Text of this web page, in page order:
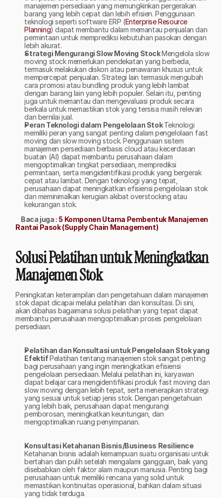
manajemen persediaan yang memungkinkan pergerakan
barang yang lebih cepat dan lebih efisien. Penggunaan
teknologi seperti software ERP (Enterprise Resource
Planning) dapat membantu dalam memantau penjualan dan
permintaan untuk memprediksi kebutuhan pasokan dengan
lebih akurat.
Strategi Mengurangi Slow Moving Stock Mengelola slow
moving stock memerlukan pendekatan yang berbeda,
termasuk melakukan diskon atau penawaran khusus untuk
mempercepat penjualan. Strategi lain termasuk mengubah
cara promosi atau bundling produk yang lebih lambat
dengan barang lain yang lebih populer. Selain itu, penting
juga untuk memantau dan mengevaluasi produk secara
berkala untuk memastikan stok yang tersisa masih relevan
dan bernilai jual.
Peran Teknologi dalam Pengelolaan Stok Teknologi
memiliki peran yang sangat penting dalam pengelolaan fast
moving dan slow moving stock. Penggunaan sistem
manajemen persediaan berbasis cloud atau kecerdasan
buatan (AI) dapat membantu perusahaan dalam
mengoptimalkan tingkat persediaan, memprediksi
permintaan, serta mengidentifikasi produk yang bergerak
cepat atau lambat. Dengan teknologi yang tepat,
perusahaan dapat meningkatkan efisiensi pengelolaan stok
dan meminimalkan kerugian akibat overstocking atau
kekurangan stok.
Baca juga : 5 Komponen Utama Pembentuk Manajemen
Rantai Pasok (Supply Chain Management)
Solusi Pelatihan untuk Meningkatkan
Manajemen Stok
Peningkatan keterampilan dan pengetahuan dalam manajemen
stok dapat dicapai melalui pelatihan dan konsultasi. Di sini,
akan dibahas bagaimana solusi pelatihan yang tepat dapat
membantu perusahaan mengoptimalkan proses pengelolaan
persediaan.
Pelatihan dan Konsultasi untuk Pengelolaan Stok yang
Efektif Pelatihan tentang manajemen stok sangat penting
bagi perusahaan yang ingin meningkatkan efisiensi
pengelolaan persediaan. Melalui pelatihan ini, karyawan
dapat belajar cara mengidentifikasi produk fast moving dan
slow moving dengan lebih tepat, serta menerapkan strategi
yang sesuai untuk setiap jenis stok. Dengan pengetahuan
yang lebih baik, perusahaan dapat mengurangi
pemborosan, meningkatkan keuntungan, dan
mengoptimalkan ruang penyimpanan.
Konsultasi Ketahanan Bisnis/Business Resilience
Ketahanan bisnis adalah kemampuan suatu organisasi untuk
bertahan dan pulih setelah mengalami gangguan, baik yang
disebabkan oleh faktor alam maupun manusia. Penting bagi
perusahaan untuk memiliki rencana yang solid untuk
memastikan kontinuitas operasional, bahkan dalam situasi
yang tidak terduga.